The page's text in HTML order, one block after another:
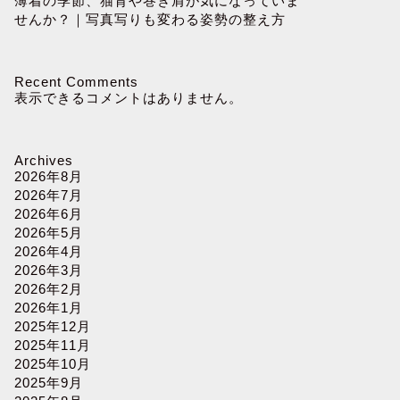
せんか？｜写真写りも変わる姿勢の整え方
Recent Comments
表示できるコメントはありません。
Archives
2026年8月
2026年7月
2026年6月
2026年5月
2026年4月
2026年3月
2026年2月
2026年1月
2025年12月
2025年11月
2025年10月
2025年9月